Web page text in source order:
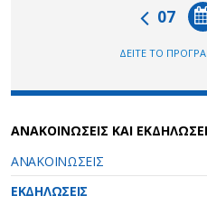
07
ΔΕΙΤΕ ΤΟ
ΑΝΑΚΟΙΝΩΣΕΙΣ ΚΑΙ
ΑΝΑΚΟΙΝΩΣΕΙΣ
ΕΚΔΗΛΩΣΕΙΣ